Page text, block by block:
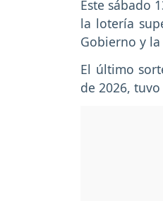
Este sábado
la lotería
Gobierno y
El último
de 2026,